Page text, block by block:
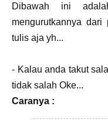
Dibawah ini
mengurutkannya
tulis aja yh...
- Kalau anda takut
tidak salah Oke...
Caranya :